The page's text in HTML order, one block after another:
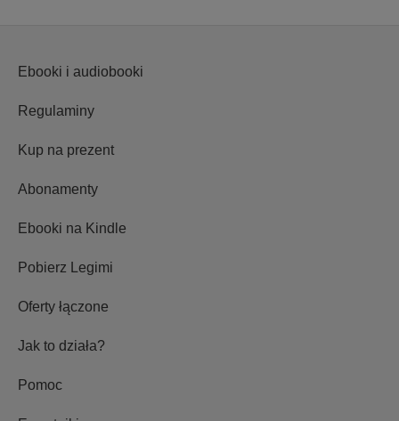
Ebooki i audiobooki
Regulaminy
Kup na prezent
Abonamenty
Ebooki na Kindle
Pobierz Legimi
Oferty łączone
Jak to działa?
Pomoc